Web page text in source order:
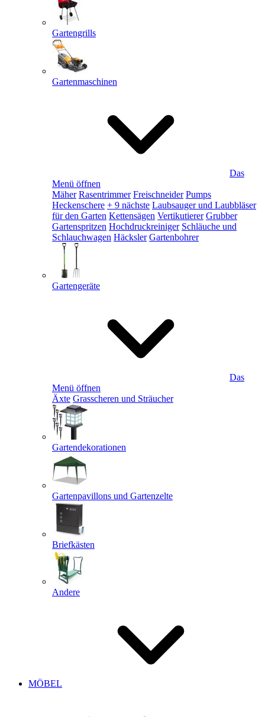
Gartengrills
Gartenmaschinen
Das
Menü öffnen
Mäher Rasentrimmer Freischneider Pumps
Heckenschere + 9 nächste Laubsauger und Laubbläser
für den Garten Kettensägen Vertikutierer Grubber
Gartenspritzen Hochdruckreiniger Schläuche und
Schlauchwagen Häcksler Gartenbohrer
Gartengeräte
Das
Menü öffnen
Äxte Grasscheren und Sträucher
Gartendekorationen
Gartenpavillons und Gartenzelte
Briefkästen
Andere
MÖBEL